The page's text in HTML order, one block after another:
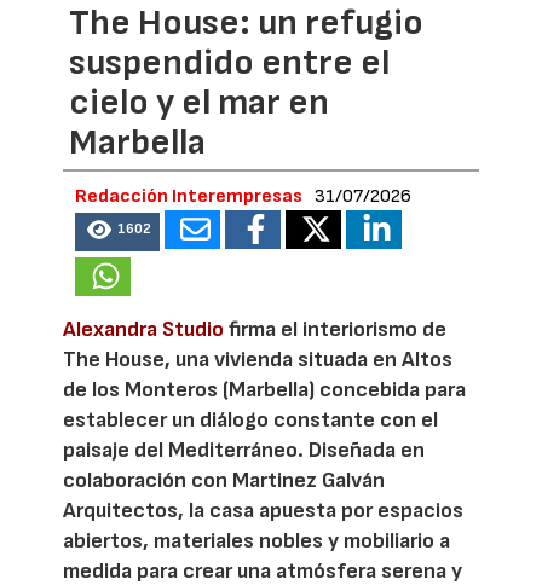
The House: un refugio
suspendido entre el
cielo y el mar en
Marbella
Redacción Interempresas 31/07/2026
1602
Alexandra Studio firma el interiorismo de
The House, una vivienda situada en Altos
de los Monteros (Marbella) concebida para
establecer un diálogo constante con el
paisaje del Mediterráneo. Diseñada en
colaboración con Martinez Galván
Arquitectos, la casa apuesta por espacios
abiertos, materiales nobles y mobiliario a
medida para crear una atmósfera serena y